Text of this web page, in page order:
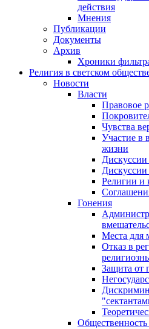
действия
Мнения
Публикации
Документы
Архив
Хроники
Религия в светском
Новости
Власти
Правовое
Чувства
Участие в
жизни
Дискуссии
Дискуссии
Религии и
Гонения
Места для
Отказ в
Защита от